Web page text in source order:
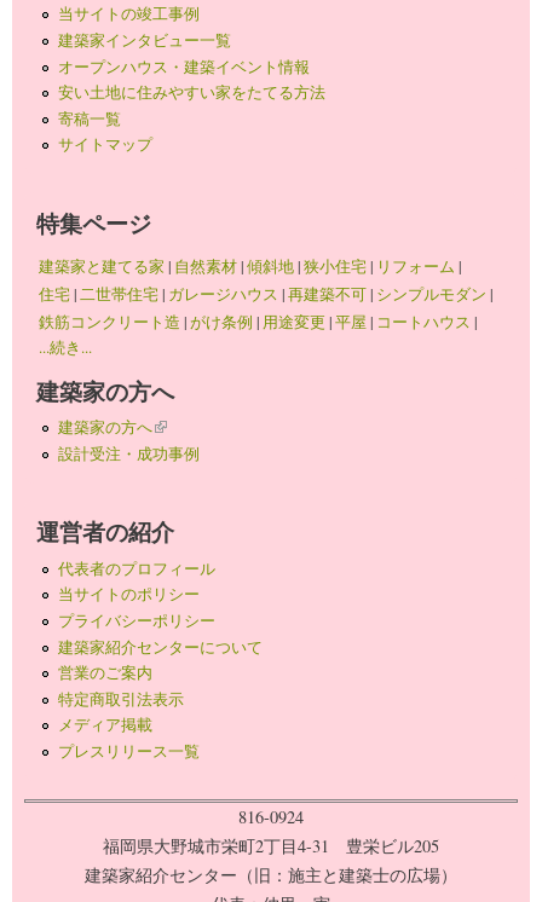
当サイトの竣工事例
建築家インタビュー一覧
オープンハウス・建築イベント情報
安い土地に住みやすい家をたてる方法
寄稿一覧
サイトマップ
特集ページ
建築家と建てる家 | 自然素材|傾斜地|狭小住宅| リフォーム |
住宅|二世帯住宅| ガレージハウス |再建築不可| シンプルモダン |
鉄筋コンクリート造 |がけ条例 | 用途変更 |平屋 | コートハウス |
...続き...
建築家の方へ
建築家の方へ(link is external)
設計受注・成功事例
運営者の紹介
代表者のプロフィール
当サイトのポリシー
プライバシーポリシー
建築家紹介センターについて
営業のご案内
特定商取引法表示
メディア掲載
プレスリリース一覧
816-0924
福岡県大野城市栄町2丁目4-31 豊栄ビル205
建築家紹介センター（旧：施主と建築士の広場）